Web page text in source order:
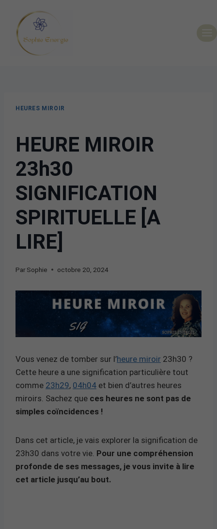
HEURES MIROIR
HEURE MIROIR
23h30
SIGNIFICATION
SPIRITUELLE [A
LIRE]
Par Sophie octobre 20, 2024
Vous venez de tomber sur l’heure miroir 23h30 ?
Cette heure a une signification particulière tout
comme 23h29, 04h04 et bien d’autres heures
miroirs. Sachez que ces heures ne sont pas de
simples coïncidences !
Dans cet article, je vais explorer la signification de
23h30 dans votre vie. Pour une compréhension
profonde de ses messages, je vous invite à lire
cet article jusqu’au bout.